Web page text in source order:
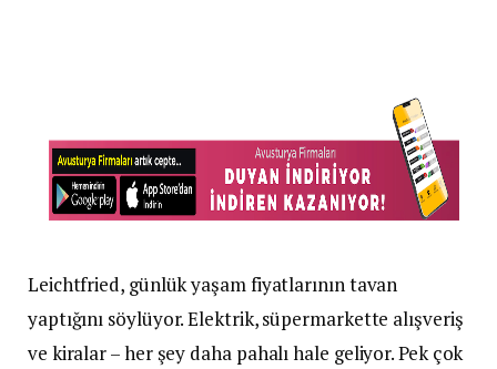
Leichtfried, günlük yaşam fiyatlarının tavan
yaptığını söylüyor. Elektrik, süpermarkette alışveriş
ve kiralar – her şey daha pahalı hale geliyor. Pek çok